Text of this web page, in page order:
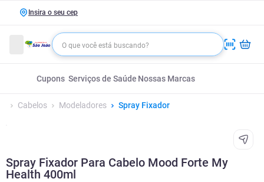
Insira o seu cep
Cupons Serviços de Saúde Nossas Marcas
Cabelos Modeladores Spray Fixador
Spray Fixador Para Cabelo Mood Forte My
Health 400ml